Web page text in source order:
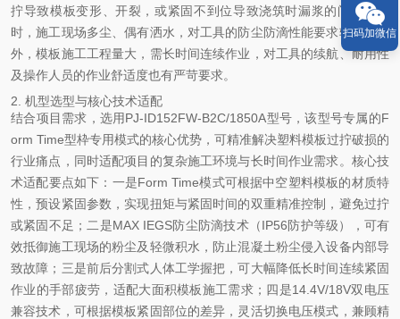
拧导致模板变形、开裂，或紧固不到位导致浇筑时漏浆的问题；同
时，施工现场多尘、偶有洒水，对工具的防尘防滴性能要求较高；此
外，模板施工工程量大，需长时间连续作业，对工具的续航、耐用性
及操作人员的作业舒适度也有严苛要求。
2. 机型选型与核心技术适配
结合项目需求，选用PJ-ID152FW-B2C/1850A型号，该型号专属的F
orm Time型枠专用模式的核心优势，可精准解决塑料模板过拧破损的
行业痛点，同时适配项目的复杂施工环境与长时间作业需求。核心技
术适配要点如下：一是Form Time模式可根据中空塑料模板的材质特
性，预设紧固参数，实现扭矩与紧固时间的双重精准控制，避免过拧
或紧固不足；二是MAX IEGS防尘防滴技术（IP56防护等级），可有
效抵御施工现场的粉尘及轻微积水，防止混凝土粉尘侵入设备内部导
致故障；三是前后分割式人体工学握把，可大幅降低长时间连续紧固
作业的手部疲劳，适配大面积模板施工需求；四是14.4V/18V双电压
兼容技术，可根据模板紧固部位的差异，灵活切换电压模式，兼顾精
扫码加微信